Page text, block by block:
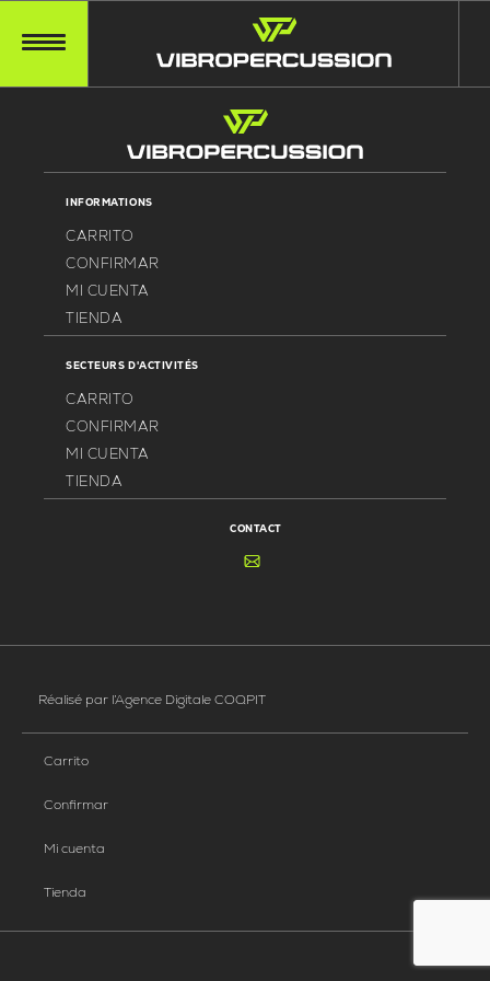
INFORMATIONS
CARRITO
CONFIRMAR
MI CUENTA
TIENDA
SECTEURS D'ACTIVITÉS
CARRITO
CONFIRMAR
MI CUENTA
TIENDA
CONTACT
Réalisé par l’Agence Digitale COQPIT
Carrito
Confirmar
Mi cuenta
Tienda